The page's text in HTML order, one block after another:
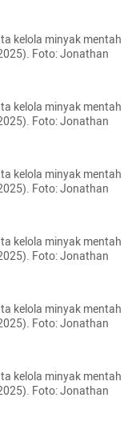
kelola minyak mentah
Foto: Jonathan
kelola minyak mentah
Foto: Jonathan
kelola minyak mentah
Foto: Jonathan
kelola minyak mentah
Foto: Jonathan
kelola minyak mentah
Foto: Jonathan
kelola minyak mentah
Foto: Jonathan